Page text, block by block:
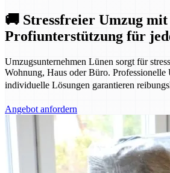
🚚 Stressfreier Umzug
Profiunterstützung für
Umzugsunternehmen Lünen sorgt für
Wohnung, Haus oder Büro. Professionelle
individuelle Lösungen garantieren
Angebot anfordern